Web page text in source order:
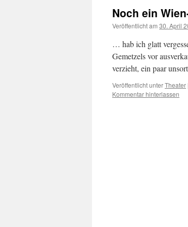
Noch ein
Veröffentlicht am 30. April
… hab ich glatt
Gemetzels vor
verzieht, ein paar
Veröffentlicht unterTheater
Kommentar hinterlassen